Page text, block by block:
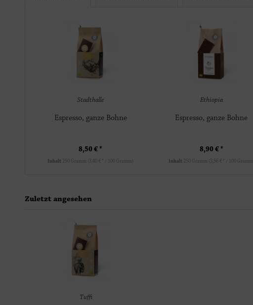
Stadthalle
Espresso, ganze Bohne
8,50 € *
Inhalt 250 Gramm (3,40 € * / 100 Gramm)
Ethiopia
Espresso, ganze Bohne
8,90 € *
Inhalt 250 Gramm (3,56 € * / 100 Gramm)
Zuletzt angesehen
Tuffi